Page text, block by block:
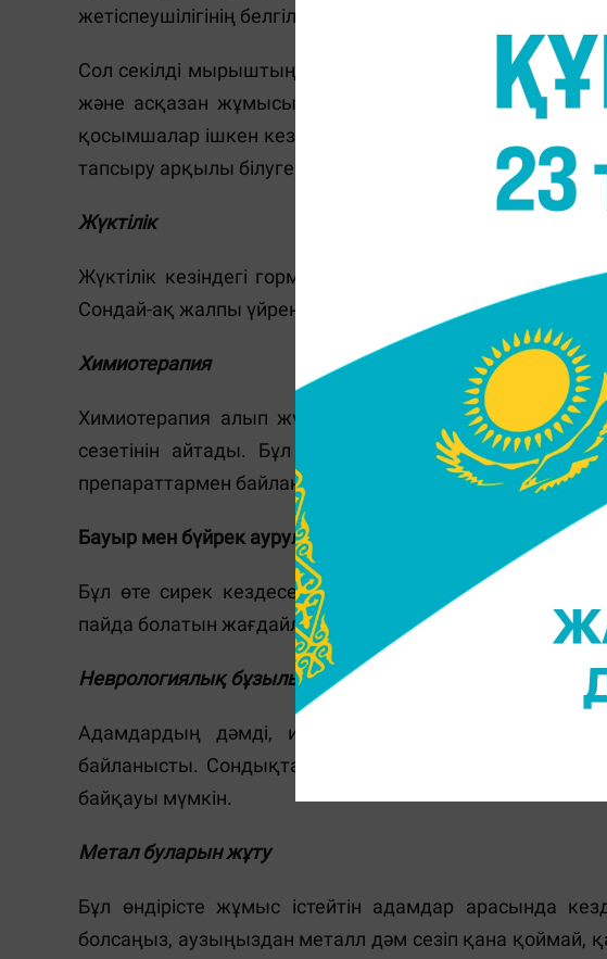
жетіспеушілігінің белгілеріне тырнақ сынғыштығы мен
Сол секілді мырыштың артық болуы да зиян. Бұл
және асқазан жұмысының бұзылуы мүмкін. Әдетте,
қосымшалар ішкен кезде ағзадағы мырыш деңгейі
тапсыру арқылы білуге болады.
Жүктілік
Жүктілік кезіндегі гормондар деңгейінің өзгеруі
Сондай-ақ жалпы үйреншікті тамақтың дәмі өзгеруі
Химиотерапия
Химиотерапия алып жүрген адамдардың жиі жүрегі
сезетінін айтады. Бұл химиотерапиямен және
препараттармен байланысты.
Бауыр мен бүйрек аурулары
Бұл өте сирек кездеседі, дегенмен осы органдар
пайда болатын жағдайлар бар.
Неврологиялық бұзылыс
Адамдардың дәмді, иісті, суретті және дыбысты
байланысты. Сондықтан кей неврологиялық
байқауы мүмкін.
Метал буларын жұту
Бұл өндірісте жұмыс істейтін адамдар арасында
болсаңыз, аузыңыздан металл дәм сезіп қана қоймай,